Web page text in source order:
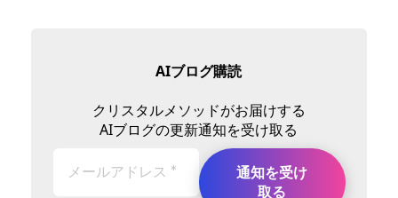
AIブログ購読
クリスタルメソッドがお届けする
AIブログの更新通知を受け取る